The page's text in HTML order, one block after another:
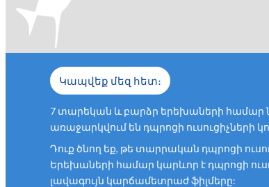
Կապվեք մեզ հետ։
7 տարեկան և բարձր երեխաների համար
առաջարկվում են դպրոցի ուսուցիչների
Դուք ծնող եք, թե տարրական դպրոցի
Երեխաների համար կարևոր է դպրոցի
լավագույն կարճամետրաժ ֆիլմերը: